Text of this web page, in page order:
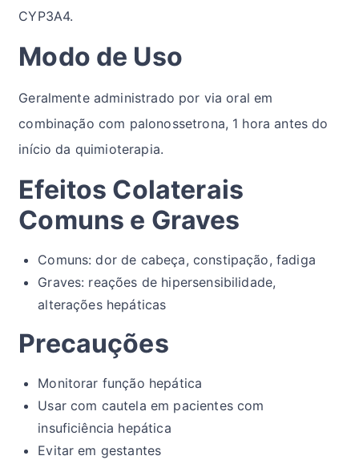
CYP3A4.
Modo de Uso
Geralmente administrado por via oral em
combinação com palonossetrona, 1 hora antes do
início da quimioterapia.
Efeitos Colaterais
Comuns e Graves
Comuns: dor de cabeça, constipação, fadiga
Graves: reações de hipersensibilidade,
alterações hepáticas
Precauções
Monitorar função hepática
Usar com cautela em pacientes com
insuficiência hepática
Evitar em gestantes